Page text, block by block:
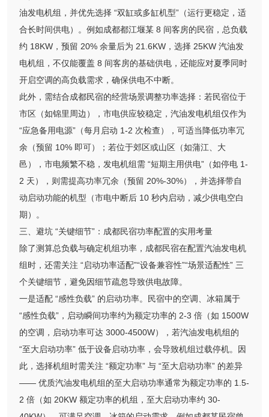
油发电机组，并优先选择 “双缸或多缸机型”（运行更稳定，适
合长时间供电）。例如成都都江堰某 8 间客房的民宿，总负载
约 18KW，预留 20% 余量后为 21.6KW，选择 25KW 汽油发
电机组，不仅能覆盖 8 间客房的基础供电，还能应对夏季同时
开启空调的高负载需求，确保供电不中断。
此外，需结合成都民宿的经营场景调整功率选择：若民宿位于
市区（如锦里周边），市电供应较稳定，汽油发电机组仅作为
“应急备用电源”（每月启动 1-2 次检查），可适当降低功率冗
余（预留 10% 即可）；若位于郊区或山区（如蒲江、大
邑），市电频繁不稳，发电机组需 “短期主用供电”（如停电 1-
2 天），则需提高功率冗余（预留 20%-30%），并选择带自
动启动功能的机型（市电中断后 10 秒内启动，减少供电空白
期）。
三、避坑 “关键细节”：成都民宿功率配置的实用考量
除了测算总负载与确定机组功率，成都民宿在配置汽油发电机
组时，还需关注 “启动功率适配”“设备兼容性”“场景适配性” 三
个关键细节，避免因细节疏忽导致供电故障。
一是适配 “感性负载” 的启动功率。民宿中的空调、冰箱属于
“感性负载”，启动瞬间功率约为额定功率的 2-3 倍（如 1500W
的空调，启动功率可达 3000-4500W），若汽油发电机组的
“至大启动功率” 低于设备启动功率，会导致机组过载停机。因
此，选择机组时需关注 “额定功率” 与 “至大启动功率” 的差异
—— 优质汽油发电机组的至大启动功率通常为额定功率的 1.5-
2 倍（如 20KW 额定功率的机组，至大启动功率约 30-